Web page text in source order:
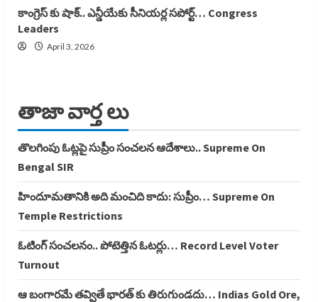
కాంగ్రెస్ కు షాక్.. ఎన్డీయేకు సీనియర్ల సపోర్ట్… Congress
Leaders
April 3, 2026
తాజా వార్త లు
తొలగింపు ఓట్లపై సుప్రీం సంచలన ఆదేశాలు.. Supreme On
Bengal SIR
హిందూమతానికి అది మంచిది కాదు: సుప్రీం… Supreme On
Temple Restrictions
ఓటింగ్ సంచలనం.. పోటెత్తిన ఓటర్లు… Record Level Voter
Turnout
ఆ బంగారమే తవ్వితే భారత్ కు తిరుగుండదు… Indias Gold Ore,